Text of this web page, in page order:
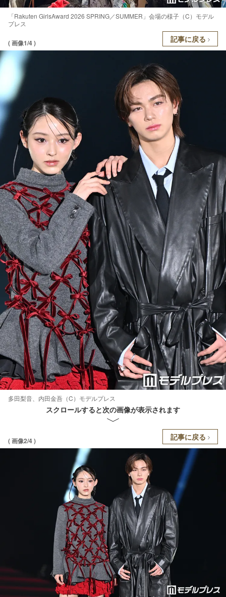
「Rakuten GirlsAward 2026 SPRING／SUMMER」会場の様子（C）モデル
プレス
( 画像1/4 ) 記事に戻る
多田梨音、内田金吾（C）モデルプレス
スクロールすると次の画像が表示されます
( 画像2/4 ) 記事に戻る